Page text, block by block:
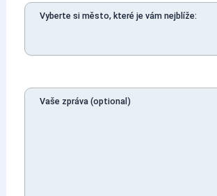
Vyberte si město, které je vám nejblíže:
Vaše zpráva (optional)